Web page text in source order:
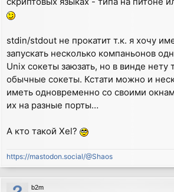
stdin/stdout не прокатит т.к. я хочу
запускать несколько компаньонов
Unix сокеты заюзать, но в винде нету
обычные сокеты. Кстати можно и
иметь одновременно со своими
их на разные порты…
А кто такой Xel?
https://mastodon.social/@Shaos
b2m